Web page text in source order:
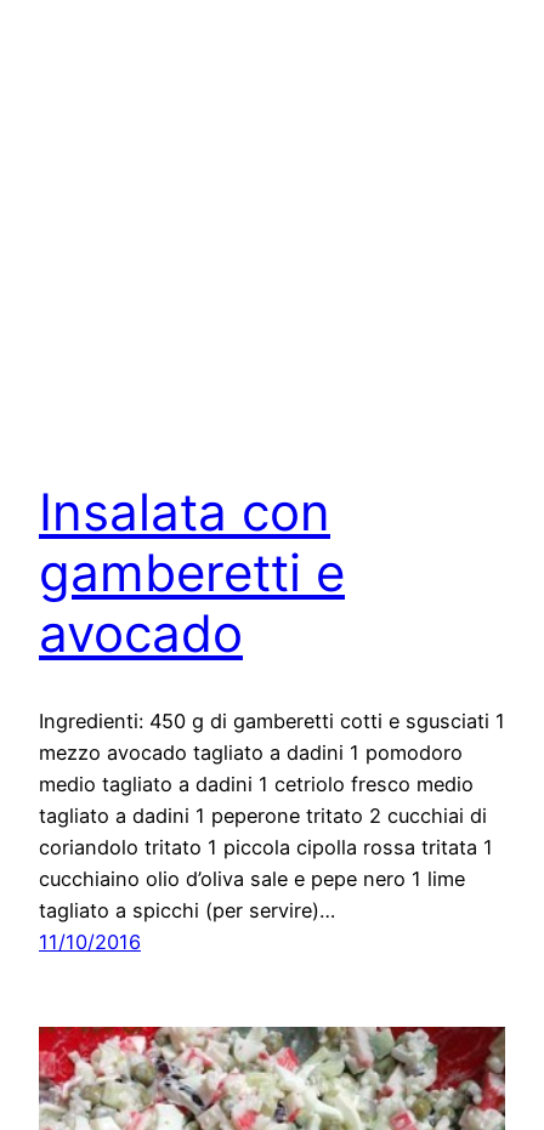
Insalata con
gamberetti e
avocado
Ingredienti: 450 g di gamberetti cotti e sgusciati 1
mezzo avocado tagliato a dadini 1 pomodoro
medio tagliato a dadini 1 cetriolo fresco medio
tagliato a dadini 1 peperone tritato 2 cucchiai di
coriandolo tritato 1 piccola cipolla rossa tritata 1
cucchiaino olio d’oliva sale e pepe nero 1 lime
tagliato a spicchi (per servire)…
11/10/2016